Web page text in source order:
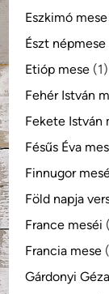
Eszkimó mese
Észt népmese
Etióp mese (1)
Fehér István
Fekete István
Fésűs Éva
Finnugor
Föld napja
France meséi
Francia mese
Gárdonyi